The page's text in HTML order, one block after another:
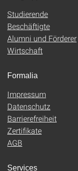
Studierende
Beschäftigte
Alumni und Förderer
Wirtschaft
Formalia
Impressum
Datenschutz
Barrierefreiheit
Zertifikate
AGB
Services